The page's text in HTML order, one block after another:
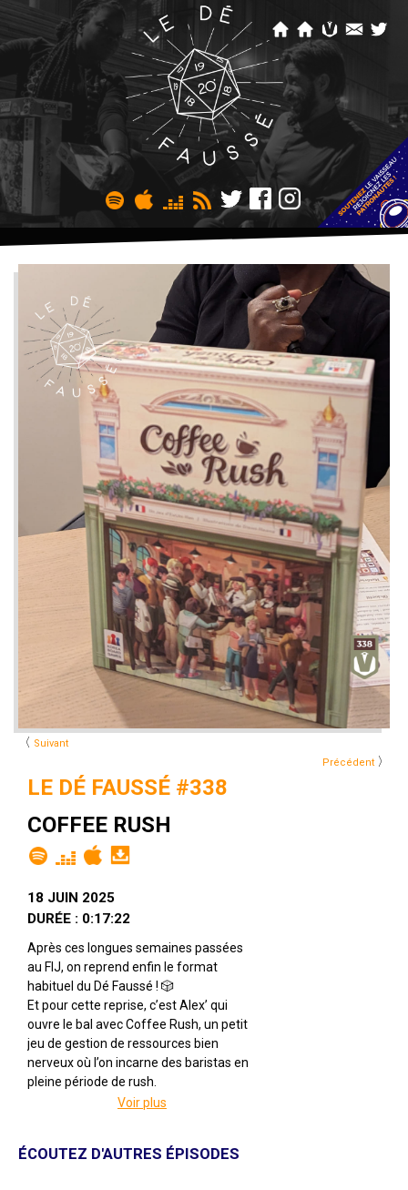
〈 Suivant
Précédent 〉
LE DÉ FAUSSÉ #338
COFFEE RUSH
18 JUIN 2025
DURÉE : 0:17:22
Après ces longues semaines passées
au FIJ, on reprend enfin le format
habituel du Dé Faussé ! 🎲
Et pour cette reprise, c’est Alex’ qui
ouvre le bal avec Coffee Rush, un petit
jeu de gestion de ressources bien
nerveux où l’on incarne des baristas en
pleine période de rush.
Plus on valide de commandes, plus la
Voir plus
ÉCOUTEZ D'AUTRES ÉPISODES